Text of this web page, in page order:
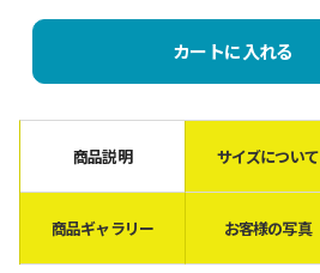
カートに入れる
商品説明 サイズについて
商品ギャラリー お客様の写真